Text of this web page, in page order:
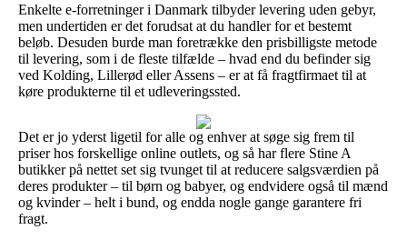
Enkelte e-forretninger i Danmark tilbyder levering uden gebyr,
men undertiden er det forudsat at du handler for et bestemt
beløb. Desuden burde man foretrække den prisbilligste metode
til levering, som i de fleste tilfælde – hvad end du befinder sig
ved Kolding, Lillerød eller Assens – er at få fragtfirmaet til at
køre produkterne til et udleveringssted.
Det er jo yderst ligetil for alle og enhver at søge sig frem til
priser hos forskellige online outlets, og så har flere Stine A
butikker på nettet set sig tvunget til at reducere salgsværdien på
deres produkter – til børn og babyer, og endvidere også til mænd
og kvinder – helt i bund, og endda nogle gange garantere fri
fragt.